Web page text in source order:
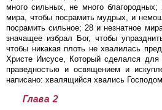
много сильных, не много
мира, чтобы посрамить мудрых, и
посрамить сильное; 28 и незнатное
значащее избрал Бог, чтобы
чтобы никакая плоть не хвалилась
Христе Иисусе, Который сделался
праведностью и освящением и
написано: хвалящийся хвались
Глава 2